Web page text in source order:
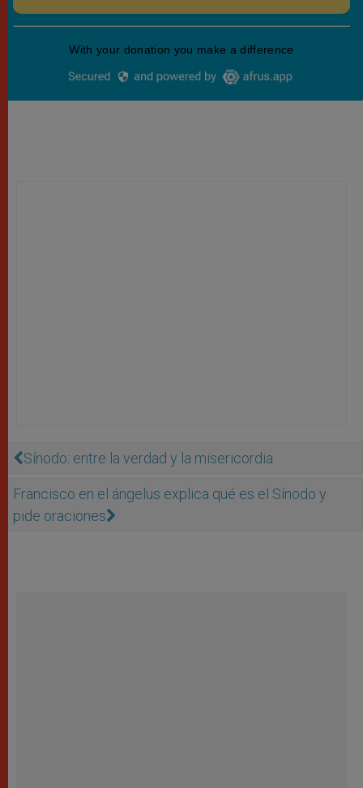
Sínodo: entre la verdad y la misericordia
Francisco en el ángelus explica qué es el Sínodo y
pide oraciones